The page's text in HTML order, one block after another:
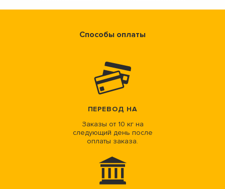
Способы оплаты
ПЕРЕВОД НА
Заказы от 10 кг на
следующий день после
оплаты заказа.